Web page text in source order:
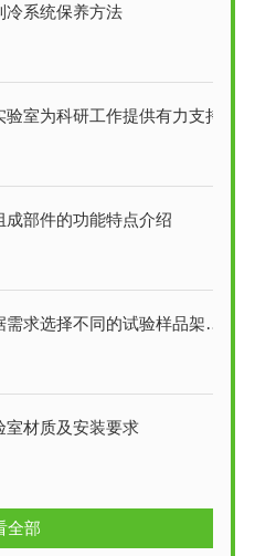
冷系统保养方法
室为科研工作提供有力支持
部件的功能特点介绍
不同的试验样品架和内部监控系统
室材质及安装要求
全部